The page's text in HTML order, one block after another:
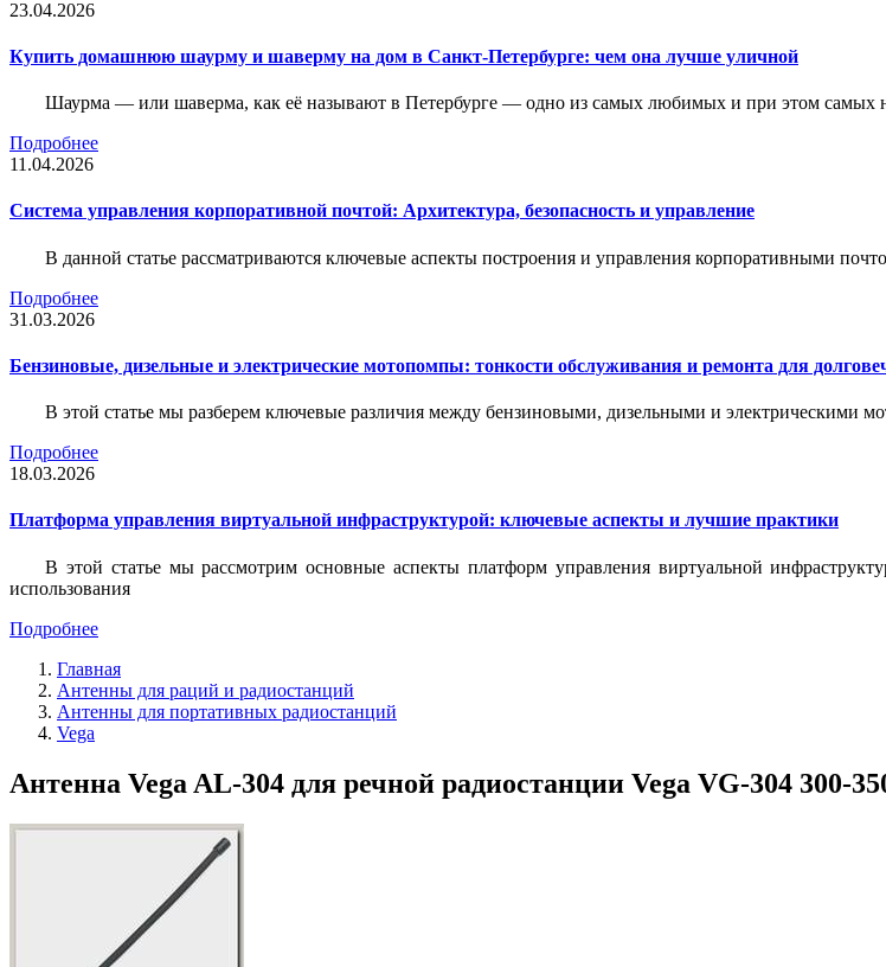
23.04.2026
Купить домашнюю шаурму и шаверму на дом в Санкт-Петербурге: чем она лучше уличной
Шаурма — или шаверма, как её называют в Петербурге — одно из самых любимых и при этом самых
Подробнее
11.04.2026
Система управления корпоративной почтой: Архитектура, безопасность и управление
В данной статье рассматриваются ключевые аспекты построения и управления корпоративными
Подробнее
31.03.2026
Бензиновые, дизельные и электрические мотопомпы: тонкости обслуживания и ремонта для
В этой статье мы разберем ключевые различия между бензиновыми, дизельными и электрическими
Подробнее
18.03.2026
Платформа управления виртуальной инфраструктурой: ключевые аспекты и лучшие практики
В этой статье мы рассмотрим основные аспекты платформ управления виртуальной
использования
Подробнее
Главная
Антенны для раций и радиостанций
Антенны для портативных радиостанций
Vega
Антенна Vega AL-304 для речной радиостанции Vega VG-304 300-